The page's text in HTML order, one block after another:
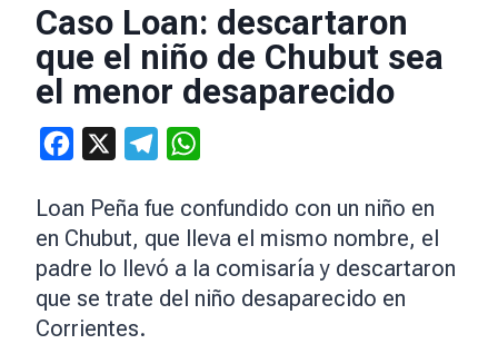
Caso Loan: descartaron
que el niño de Chubut sea
el menor desaparecido
Facebook Telegram
Loan Peña fue confundido con un niño en
en Chubut, que lleva el mismo nombre, el
padre lo llevó a la comisaría y descartaron
que se trate del niño desaparecido en
Corrientes.